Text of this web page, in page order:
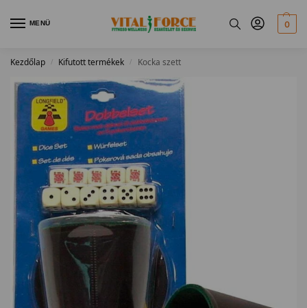
MENÜ 0
Kezdőlap / Kifutott termékek / Kocka szett